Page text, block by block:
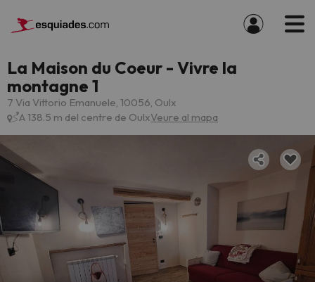
La Maison du Coeur - Vivre la
montagne 1
7 Via Vittorio Emanuele, 10056, Oulx
A 138.5 m del centre de OulxVeure al mapa